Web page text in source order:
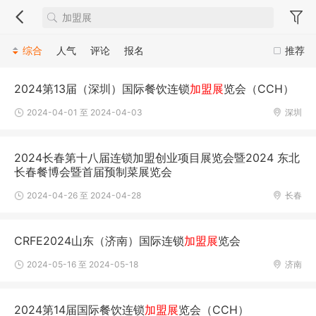
推荐
综合 人气 评论 报名
2024第13届（深圳）国际餐饮连锁加盟展览会（CCH）
深圳
2024-04-01 至 2024-04-03
2024长春第十八届连锁加盟创业项目展览会暨2024 东北
长春餐博会暨首届预制菜展览会
长春
2024-04-26 至 2024-04-28
CRFE2024山东（济南）国际连锁加盟展览会
济南
2024-05-16 至 2024-05-18
2024第14届国际餐饮连锁加盟展览会（CCH）